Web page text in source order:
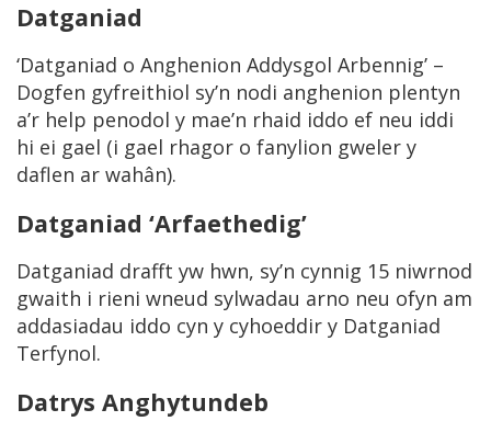
Datganiad
‘Datganiad o Anghenion Addysgol Arbennig’ –
Dogfen gyfreithiol sy’n nodi anghenion plentyn
a’r help penodol y mae’n rhaid iddo ef neu iddi
hi ei gael (i gael rhagor o fanylion gweler y
daflen ar wahân).
Datganiad ‘Arfaethedig’
Datganiad drafft yw hwn, sy’n cynnig 15 niwrnod
gwaith i rieni wneud sylwadau arno neu ofyn am
addasiadau iddo cyn y cyhoeddir y Datganiad
Terfynol.
Datrys Anghytundeb